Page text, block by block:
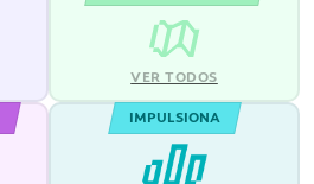
VER TODOS
IMPULSIONA